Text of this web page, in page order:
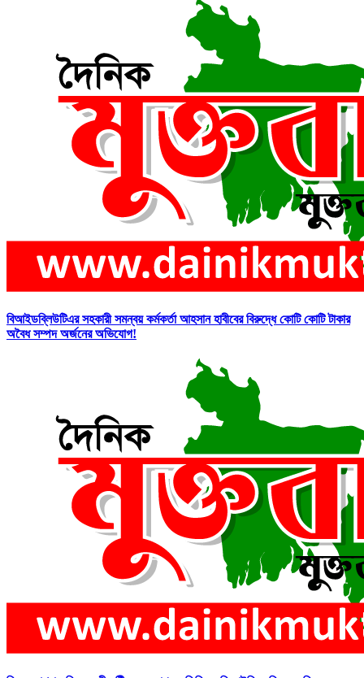
বিআইডব্লিউটিএর সহকারী সমন্বয় কর্মকর্তা আহসান হাবীবের বিরুদ্ধে কোটি কোটি টাকার
অবৈধ সম্পদ অর্জনের অভিযোগ!